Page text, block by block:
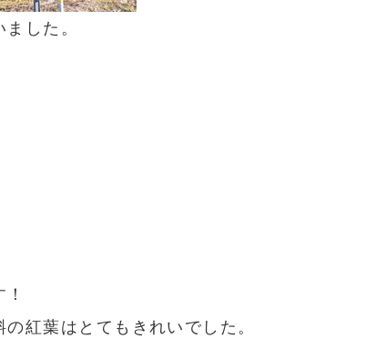
した。
紅葉はとてもきれいでした。